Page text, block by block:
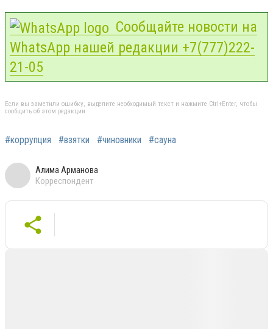
Сообщайте новости на
WhatsApp нашей редакции +7(777)222-
21-05
Если вы заметили ошибку, выделите необходимый текст и нажмите Ctrl+Enter, чтобы
сообщить об этом редакции
#коррупция #взятки #чиновники #сауна
Алима Арманова
Корреспондент